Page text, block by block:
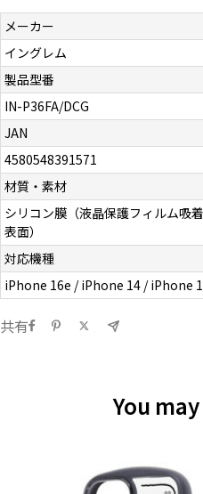
デザインから探す
事業内容
お知らせ
お問い合わせ（一般の皆様
お問い合わせ（企業様）
メーカー
イングレム
製品型番
IN-P36FA/DCG
JAN
4580548391571
材質・素材
シリコン膜（液晶保護フィルム吸
表面）
対応機種
iPhone 16e / iPhone 14 / iPhone
共有
You